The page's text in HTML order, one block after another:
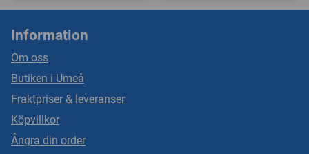
Information
Om oss
Butiken i Umeå
Fraktpriser & leveranser
Köpvillkor
Ångra din order